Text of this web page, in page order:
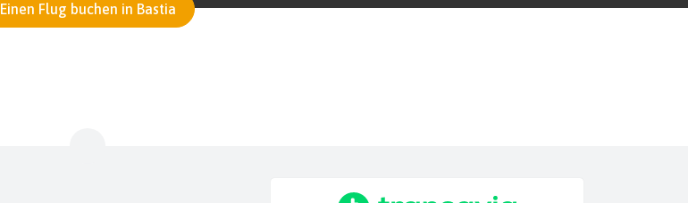
Einen Flug buchen in Bastia